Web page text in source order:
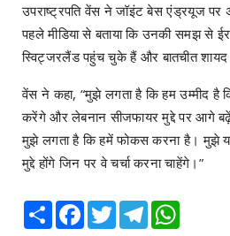
उपराष्ट्रपति वेंस ने जॉइंट बेस एंड्रयूज
पहले मीडिया से बताया कि उनकी समझ से
स्विट्जरलैंड पहुंच चुके हैं और बातचीत
वेंस ने कहा, “मुझे लगता है कि हम उम्मीद है
करेंगे और लेबनान सीजफायर मुद्दे पर आगे
मुझे लगता है कि हमें फोकस करना है। मुझे
मुद्दे होंगे जिन पर वे चर्चा करना चाहेंगे।”
Share Facebook
TwitterTelegram